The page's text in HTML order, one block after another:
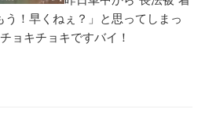
う！早くねぇ？」と思ってしまっ
ョキチョキですバイ！